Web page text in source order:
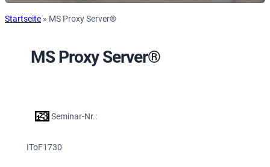
Startseite » MS Proxy Server®
MS Proxy Server®
Seminar-Nr.:
IToF1730